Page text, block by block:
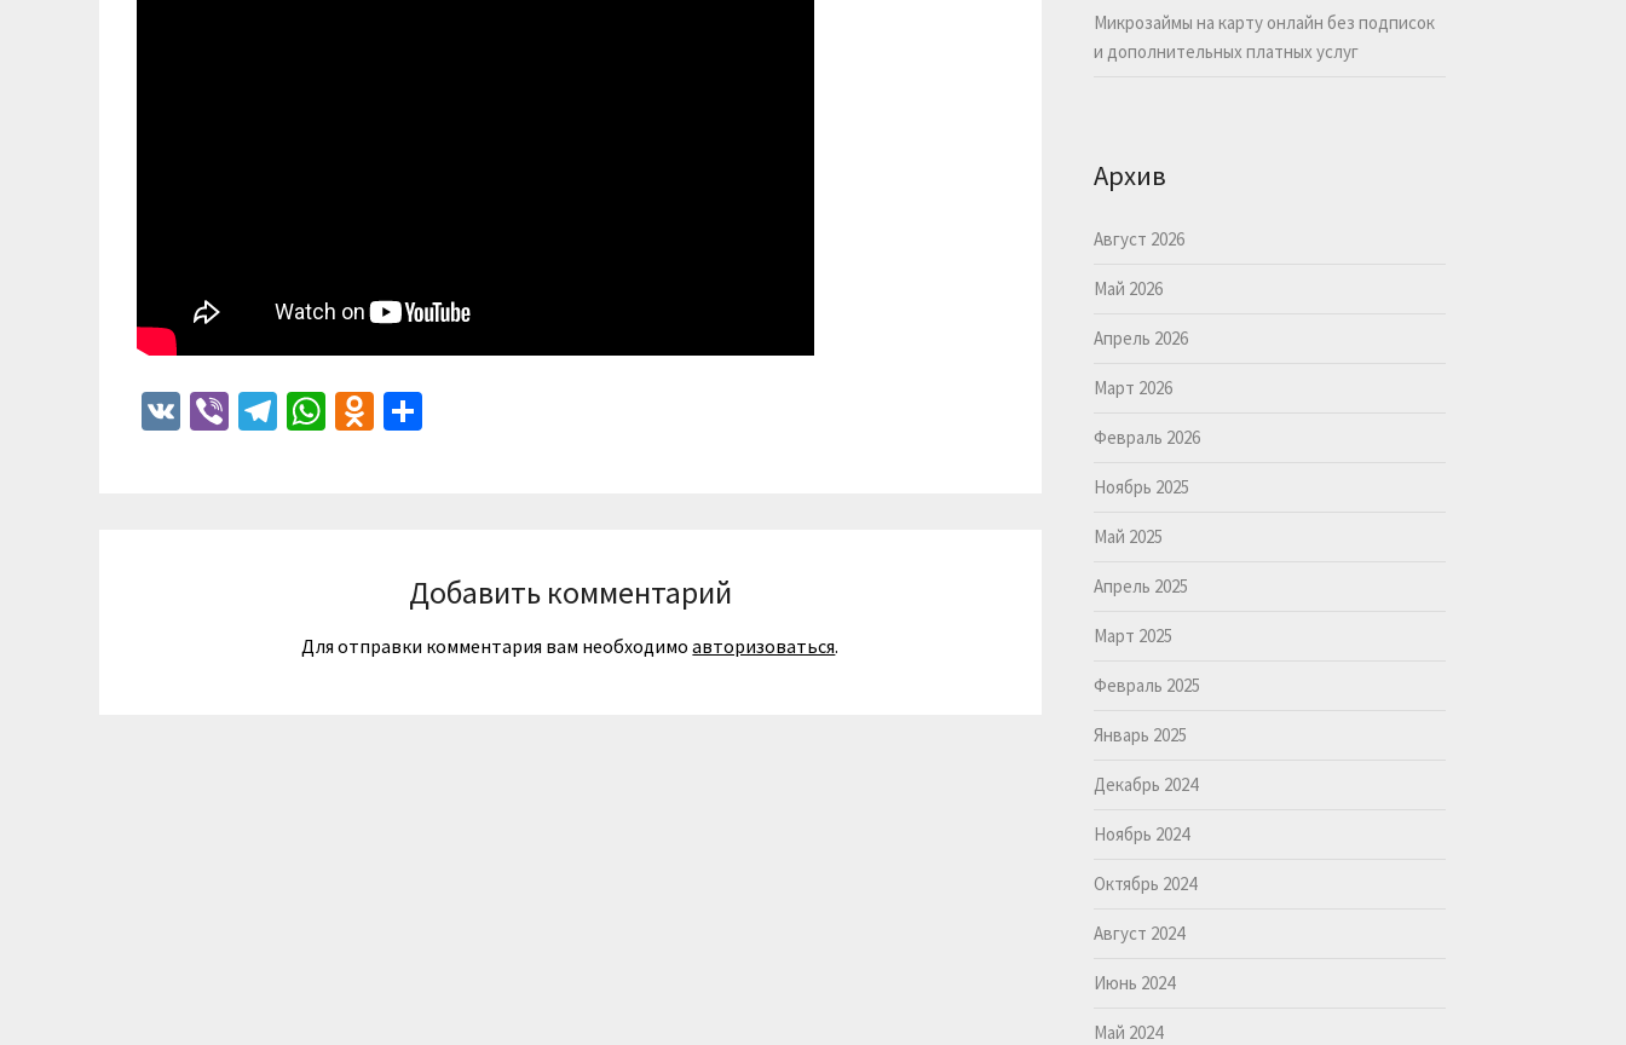
VK ViberTelegram
WhatsApp
Odnoklassniki
Добавить комментарий
Для отправки комментария вам необходимоавторизоваться.
Микрозаймы на карту онлайн без подписок
и дополнительных платных услуг
Архив
Август 2026
Май 2026
Апрель 2026
Март 2026
Февраль 2026
Ноябрь 2025
Май 2025
Апрель 2025
Март 2025
Февраль 2025
Январь 2025
Декабрь 2024
Ноябрь 2024
Октябрь 2024
Август 2024
Июнь 2024
Май 2024